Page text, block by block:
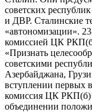
советских
и ДВР. Сталинские
«автономизации».
комиссией ЦК
«Признать
советскими
Азербайджана,
вступлении первых
комиссия ЦК РКП(б)
объединении